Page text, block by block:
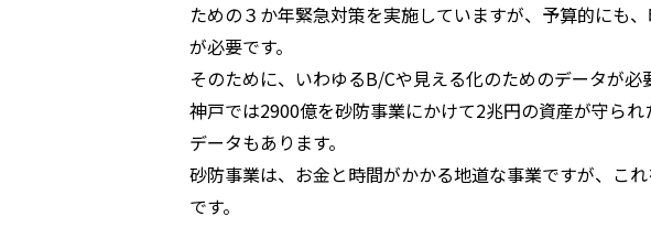
ための３か年緊急対策を実施していますが、予算的にも
が必要です。
そのために、いわゆるB/Cや見える化のためのデータが必
神戸では2900億を砂防事業にかけて2兆円の資産が守ら
データもあります。
砂防事業は、お金と時間がかかる地道な事業ですが、こ
です。